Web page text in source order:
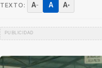
TEXTO: A− A A+